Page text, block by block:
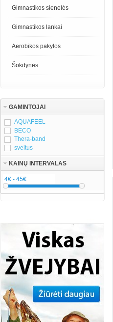
Gimnastikos sienelės
Gimnastikos lankai
Aerobikos pakylos
Šokdynės
GAMINTOJAI
AQUAFEEL
BECO
Thera-band
sveltus
KAINŲ INTERVALAS